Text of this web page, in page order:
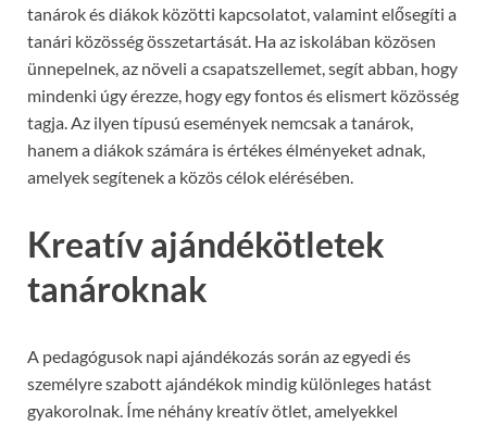
tanárok és diákok közötti kapcsolatot, valamint elősegíti a
tanári közösség összetartását. Ha az iskolában közösen
ünnepelnek, az növeli a csapatszellemet, segít abban, hogy
mindenki úgy érezze, hogy egy fontos és elismert közösség
tagja. Az ilyen típusú események nemcsak a tanárok,
hanem a diákok számára is értékes élményeket adnak,
amelyek segítenek a közös célok elérésében.
Kreatív ajándékötletek
tanároknak
A pedagógusok napi ajándékozás során az egyedi és
személyre szabott ajándékok mindig különleges hatást
gyakorolnak. Íme néhány kreatív ötlet, amelyekkel